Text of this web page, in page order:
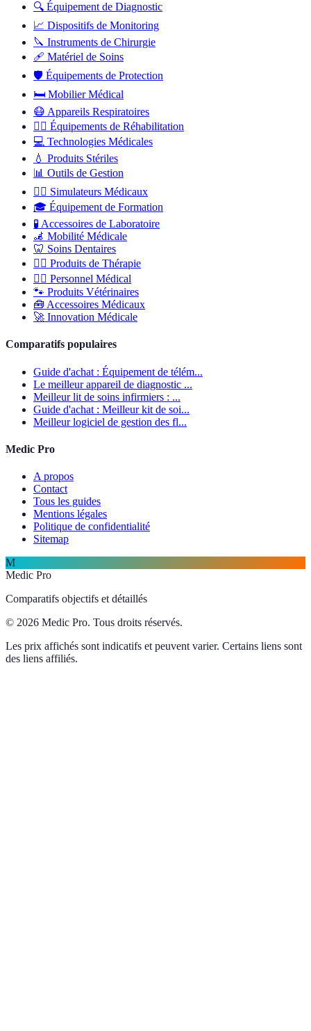
🔍 Équipement de Diagnostic
📈 Dispositifs de Monitoring
🔪 Instruments de Chirurgie
🩹 Matériel de Soins
🛡️ Équipements de Protection
🛏️ Mobilier Médical
😷 Appareils Respiratoires
🏋️‍♂️ Équipements de Réhabilitation
💻 Technologies Médicales
💧 Produits Stériles
📊 Outils de Gestion
👨‍⚕️ Simulateurs Médicaux
🎓 Équipement de Formation
🧪 Accessoires de Laboratoire
🦼 Mobilité Médicale
🦷 Soins Dentaires
💆‍♂️ Produits de Thérapie
👩‍⚕️ Personnel Médical
🐾 Produits Vétérinaires
🧰 Accessoires Médicaux
🚀 Innovation Médicale
Comparatifs populaires
Guide d'achat : Équipement de télém...
Le meilleur appareil de diagnostic ...
Meilleur lit de soins infirmiers : ...
Guide d'achat : Meilleur kit de soi...
Meilleur logiciel de gestion des fl...
Medic Pro
A propos
Contact
Tous les guides
Mentions légales
Politique de confidentialité
Sitemap
M
Medic Pro
Comparatifs objectifs et détaillés
© 2026 Medic Pro. Tous droits réservés.
Les prix affichés sont indicatifs et peuvent varier. Certains liens sont
des liens affiliés.